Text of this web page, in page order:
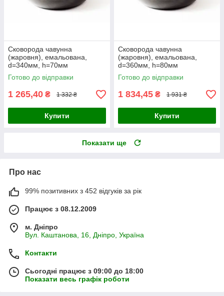
Сковорода чавунна
(жаровня), емальована,
d=340мм, h=70мм
Готово до відправки
1 265,40 ₴ 1 332 ₴
Купити
Сковорода чавунна
(жаровня), емальована,
d=360мм, h=80мм
Готово до відправки
1 834,45 ₴ 1 931 ₴
Купити
Показати ще
Про нас
99% позитивних з 452 відгуків за рік
Працює з 08.12.2009
м. Дніпро
Вул. Каштанова, 16, Дніпро, Україна
Контакти
Сьогодні працює з 09:00 до 18:00
Показати весь графік роботи